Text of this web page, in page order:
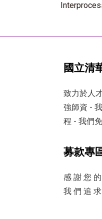
Interprocess
國立清
致力於人
強師資 -
程 - 我們
募款專
感 謝 您
我 們 追